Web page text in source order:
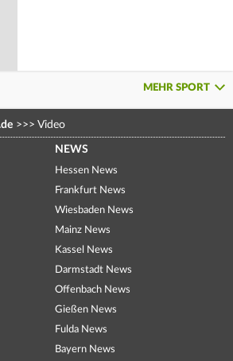
MEHR SPORT
>>> Video
NEWS
Hessen News
Frankfurt News
Wiesbaden News
Mainz News
Kassel News
Darmstadt News
Offenbach News
Gießen News
Fulda News
Bayern News